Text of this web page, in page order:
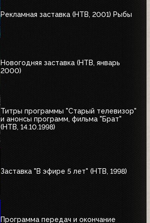
Рекламная заставка (НТВ, 2001) Рыбы
Новогодняя заставка (НТВ, январь
2000)
Титры программы "Старый телевизор"
и анонсы программ, фильма "Брат"
(НТВ, 14.10.1998)
Заставка "В эфире 5 лет" (НТВ, 1998)
Программа передач и окончание